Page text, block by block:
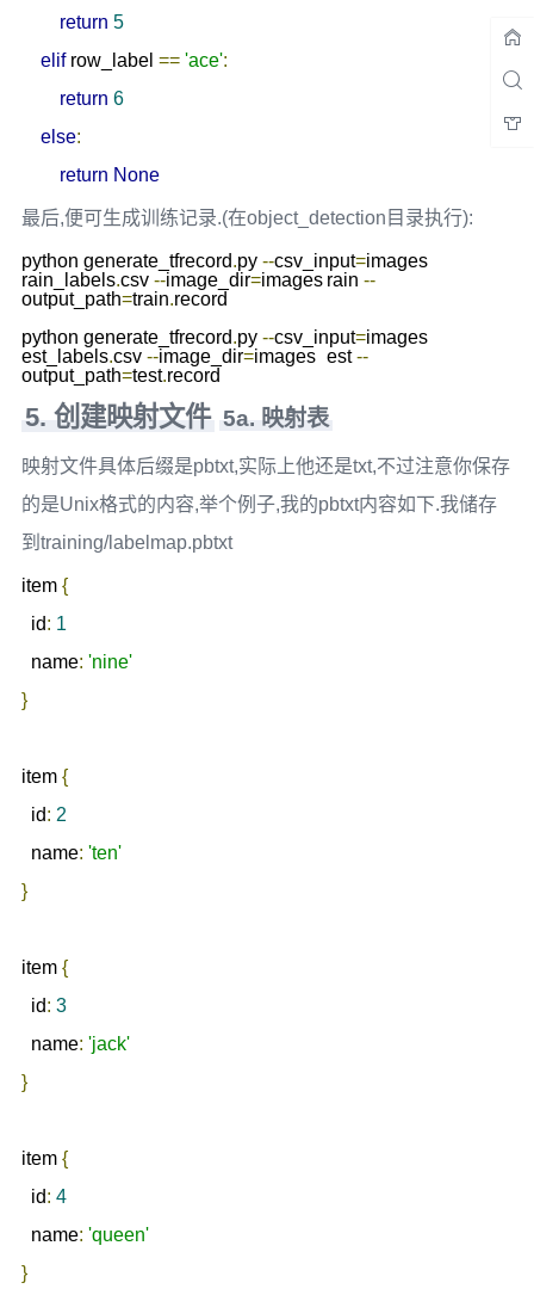
return 5
elif row_label == 'ace':
return 6
else:
return None
最后,便可生成训练记录.(在object_detection目录执行):
python generate_tfrecord.py --csv_input=images
rain_labels.csv --image_dir= images	rain --
output_path=train.record
python generate_tfrecord.py --csv_input=images
est_labels.csv --image_dir= images	est --
output_path=test.record
5. 创建映射文件 5a. 映射表
映射文件具体后缀是pbtxt,实际上他还是txt,不过注意你保存
的是Unix格式的内容,举个例子,我的pbtxt内容如下.我储存
到training/labelmap.pbtxt
item {
  id
: 1
  name
: 'nine'
}
item {
  id
: 2
  name
: 'ten'
}
item {
  id
: 3
  name
: 'jack'
}
item {
  id
: 4
  name
: 'queen'
}